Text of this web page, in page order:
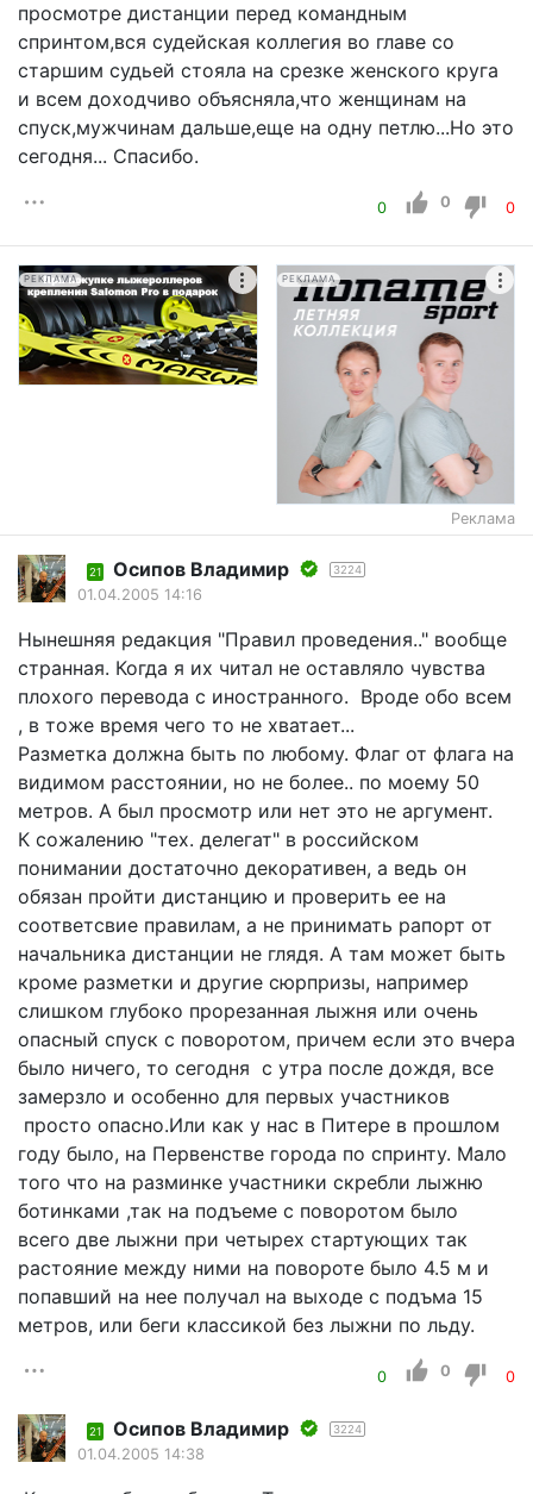
просмотре дистанции перед командным
спринтом,вся судейская коллегия во главе со
старшим судьей стояла на срезке женского круга
и всем доходчиво объясняла,что женщинам на
спуск,мужчинам дальше,еще на одну петлю...Но это
сегодня... Спасибо.
0 0 0
РЕКЛАМА РЕКЛАМА
Реклама
21 Осипов Владимир 3224
01.04.2005 14:16
Нынешняя редакция "Правил проведения.." вообще
странная. Когда я их читал не оставляло чувства
плохого перевода с иностранного. Вроде обо всем
, в тоже время чего то не хватает...
Разметка должна быть по любому. Флаг от флага на
видимом расстоянии, но не более.. по моему 50
метров. А был просмотр или нет это не аргумент.
К сожалению "тех. делегат" в российском
понимании достаточно декоративен, а ведь он
обязан пройти дистанцию и проверить ее на
соответсвие правилам, а не принимать рапорт от
начальника дистанции не глядя. А там может быть
кроме разметки и другие сюрпризы, например
слишком глубоко прорезанная лыжня или очень
опасный спуск с поворотом, причем если это вчера
было ничего, то сегодня с утра после дождя, все
замерзло и особенно для первых участников
просто опасно.Или как у нас в Питере в прошлом
году было, на Первенстве города по спринту. Мало
того что на разминке участники скребли лыжню
ботинками ,так на подъеме с поворотом было
всего две лыжни при четырех стартующих так
растояние между ними на повороте было 4.5 м и
попавший на нее получал на выходе с подъма 15
метров, или беги классикой без лыжни по льду.
0 0 0
21 Осипов Владимир 3224
01.04.2005 14:38